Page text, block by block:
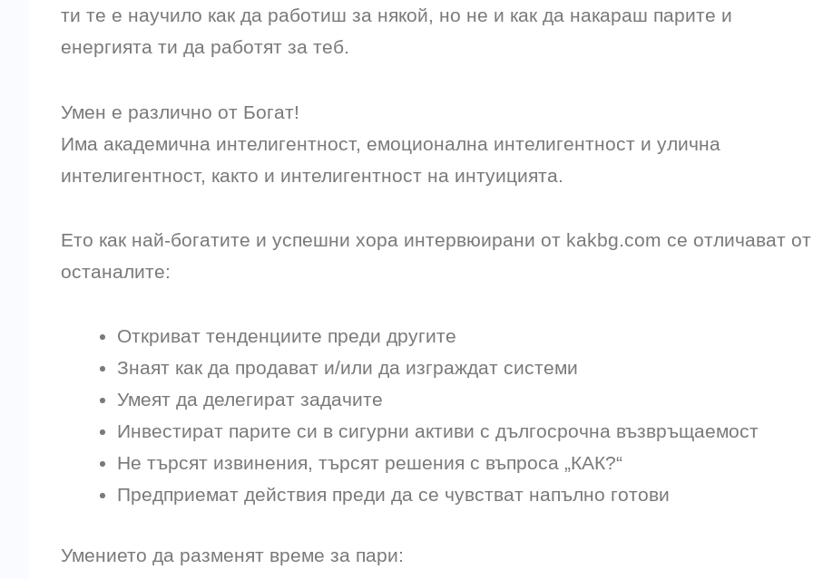
ти те е научило как да работиш за някой, но не и как да накараш парите и
енергията ти да работят за теб.
Умен е различно от Богат!
Има академична интелигентност, емоционална интелигентност и улична
интелигентност, както и интелигентност на интуицията.
Ето как най-богатите и успешни хора интервюирани от kakbg.com се отличават от
останалите:
Откриват тенденциите преди другите
Знаят как да продават и/или да изграждат системи
Умеят да делегират задачите
Инвестират парите си в сигурни активи с дългосрочна възвръщаемост
Не търсят извинения, търсят решения с въпроса „КАК?“
Предприемат действия преди да се чувстват напълно готови
Умението да разменят време за пари: